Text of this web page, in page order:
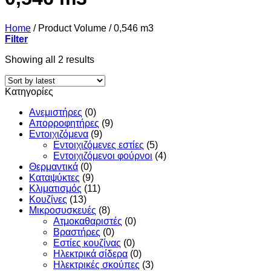
Home /Product Volume /0,546 m3
Filter
Showing all 2 resultsSorted
latest
Κατηγορίες
Ανεμιστήρες (0)
Απορροφητήρες (9)
Εντoιχιζόμενα (9)
Εντοιχιζόμενες εστίες (5)
Εντοιχιζόμενοι φούρνοι (4)
Θερμαντικά (0)
Καταψύκτες (9)
Κλιματισμός (11)
Κουζίνες (13)
Μικροσυσκευές (8)
Ατμοκαθαριστές (0)
Βραστήρες (0)
Εστίες κουζίνας (0)
Ηλεκτρικά σίδερα (0)
Ηλεκτρικές σκούπες (3)